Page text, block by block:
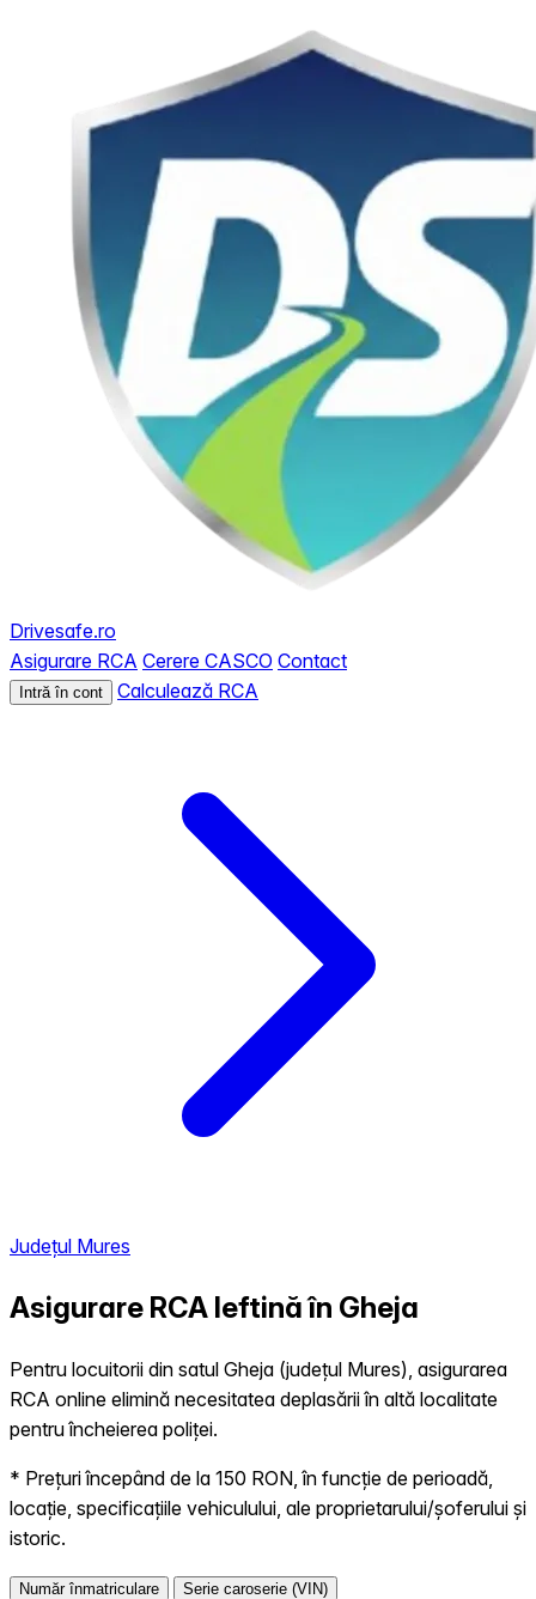
Drivesafe.ro
Asigurare RCA Cerere CASCO Contact
Intră în cont Calculează RCA
Județul Mures
Asigurare RCA Ieftină în Gheja
Pentru locuitorii din satul Gheja (județul Mures), asigurarea
RCA online elimină necesitatea deplasării în altă localitate
pentru încheierea poliței.
* Prețuri începând de la 150 RON, în funcție de perioadă,
locație, specificațiile vehiculului, ale proprietarului/șoferului și
istoric.
Număr înmatriculare Serie caroserie (VIN)